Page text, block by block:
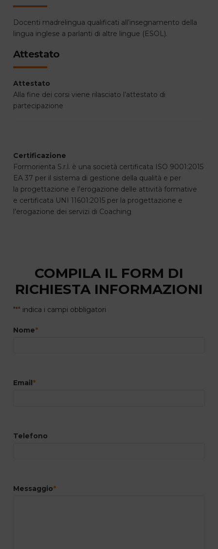
Docenti madrelingua qualificati all’insegnamento della
lingua inglese a parlanti di altre lingue (ESOL).
Attestato
Attestato
Alla fine dei corsi viene rilasciato l’attestato di
partecipazione
Certificazione
Formorienta S.r.l. è una società certificata ISO 9001:2015
EA 37 per il sistema di gestione della qualità e per
la progettazione e l’erogazione delle attività formative
e certificata UNI 11601:2015 per la progettazione e
l’erogazione dei servizi di Coaching
COMPILA IL FORM DI
RICHIESTA INFORMAZIONI
"*" indica i campi obbligatori
Nome*
Email*
Telefono
Messaggio*